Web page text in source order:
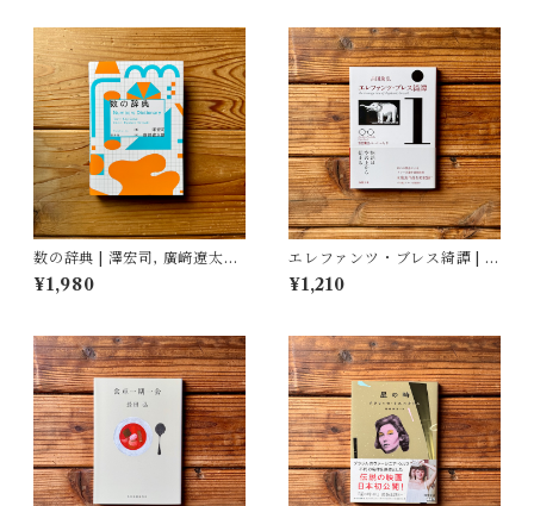
数の辞典 | 澤宏司, 廣﨑遼太朗
(イラスト)
¥1,980
エレファンツ・ブレス綺譚 | 吉
田 篤弘
¥1,210